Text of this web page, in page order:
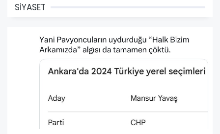
SİYASET